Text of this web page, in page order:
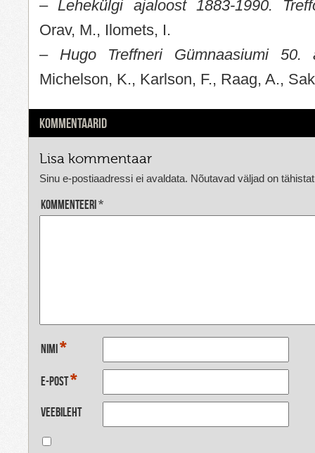
– Lehekülgi ajaloost 1883-1990.
Orav, M., Ilomets, I.
– Hugo Treffneri Gümnaasiumi 50.
Michelson, K., Karlson, F., Raag, A.,
KOMMENTAARID
Lisa kommentaar
Sinu e-postiaadressi ei avaldata. Nõutavad väljad on
Kommenteeri*
Nimi*
E-post*
Veebileht